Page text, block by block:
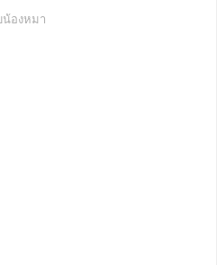
น้องหมา